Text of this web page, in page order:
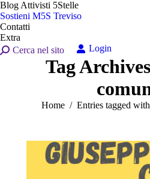
Blog Attivisti 5Stelle
Sostieni M5S Treviso
Contatti
Extra
Search:Cerca nel sito Login
Tag
You are here:
Home Entries tagged